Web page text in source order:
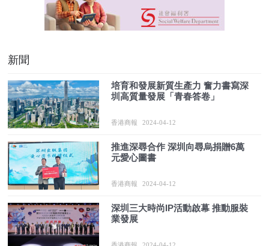
新聞
培育和發展新質生產力 奮力書寫深
圳高質量發展「青春答卷」
香港商報 2024-04-12
推進深尋合作 深圳向尋烏捐贈6萬
元愛心圖書
香港商報 2024-04-12
深圳三大時尚IP活動啟幕 推動服裝
業發展